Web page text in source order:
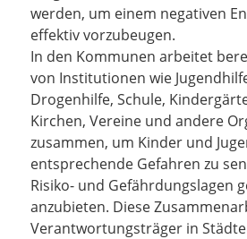
werden, um einem negativen
effektiv vorzubeugen.
In den Kommunen arbeitet
von Institutionen wie
Drogenhilfe, Schule,
Kirchen, Vereine und andere
zusammen, um Kinder und
entsprechende Gefahren zu
Risiko- und Gefährdungslagen
anzubieten. Diese
Verantwortungsträger in